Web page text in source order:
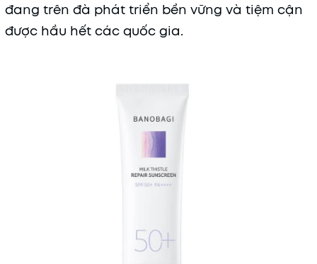
đang trên đà phát triển bền vững và tiệm cận
được hầu hết các quốc gia.